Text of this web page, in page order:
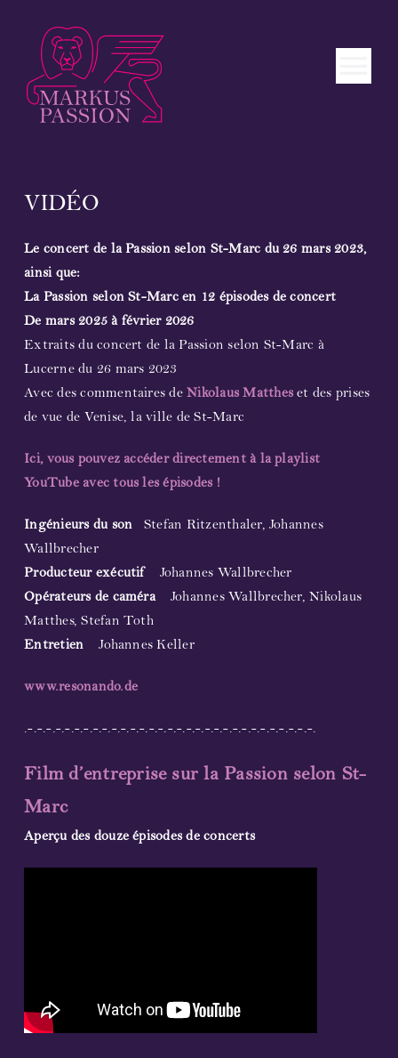
content
Vidéo
Photographies
Compositeur et librettiste
Participants 2023
Concerts 2023
Partenaires et sponsors
Bulletin d’information
VIDÉO
Le concert de la Passion selon St-Marc du 26 mars 2023,
ainsi que:
La Passion selon St-Marc en 12 épisodes de concert
De mars 2025 à février 2026
Extraits du concert de la Passion selon St-Marc à
Lucerne du 26 mars 2023
Avec des commentaires deNikolaus Mattheset des prises
de vue de Venise, la ville de St-Marc
Ici, vous pouvez accéder directement à la playlist
YouTube avec tous les épisodes !
Ingénieurs du son Stefan Ritzenthaler, Johannes
Wallbrecher
Producteur exécutif Johannes Wallbrecher
Opérateurs de caméraJohannes Wallbrecher, Nikolaus
Matthes, Stefan Toth
Entretien Johannes Keller
www.resonando.de
.-.-.-.-.-.-.-.-.-.-.-.-.-.-.-.-.-.-.-.-.-.-.-.-.-.-.-.-.-.-.-.
Film d’entreprise sur la Passion selon St-
Marc
Aperçu des douze épisodes de concerts